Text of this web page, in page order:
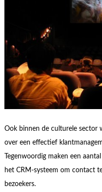
Ook binnen de culturele sector
over een effectief
Tegenwoordig maken een
het CRM-systeem om contact
bezoekers.